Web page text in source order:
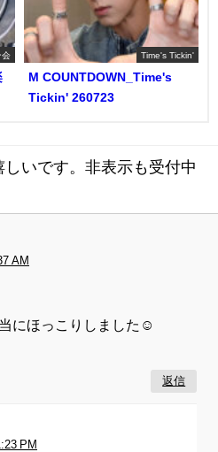
会 Time's Tickin'
M COUNTDOWN_Time's
Tickin' 260723
いです。非表示も受付中
AM
にほっこりしました☺️
返信
PM